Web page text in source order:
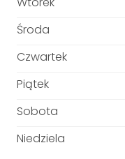
Środa
Czwartek
Piątek
Sobota
Niedziela